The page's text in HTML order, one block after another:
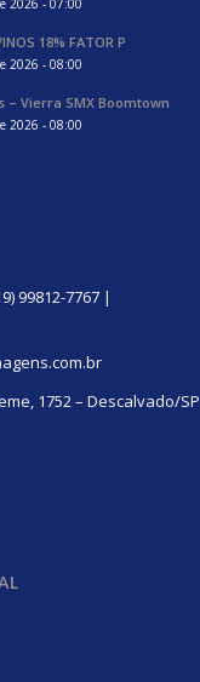
2026 - 07:00
18% FATOR P
2026 - 08:00
– Vierra SMX Boomtown
2026 - 08:00
99812-7767 |
1752 – Descalvado/SP